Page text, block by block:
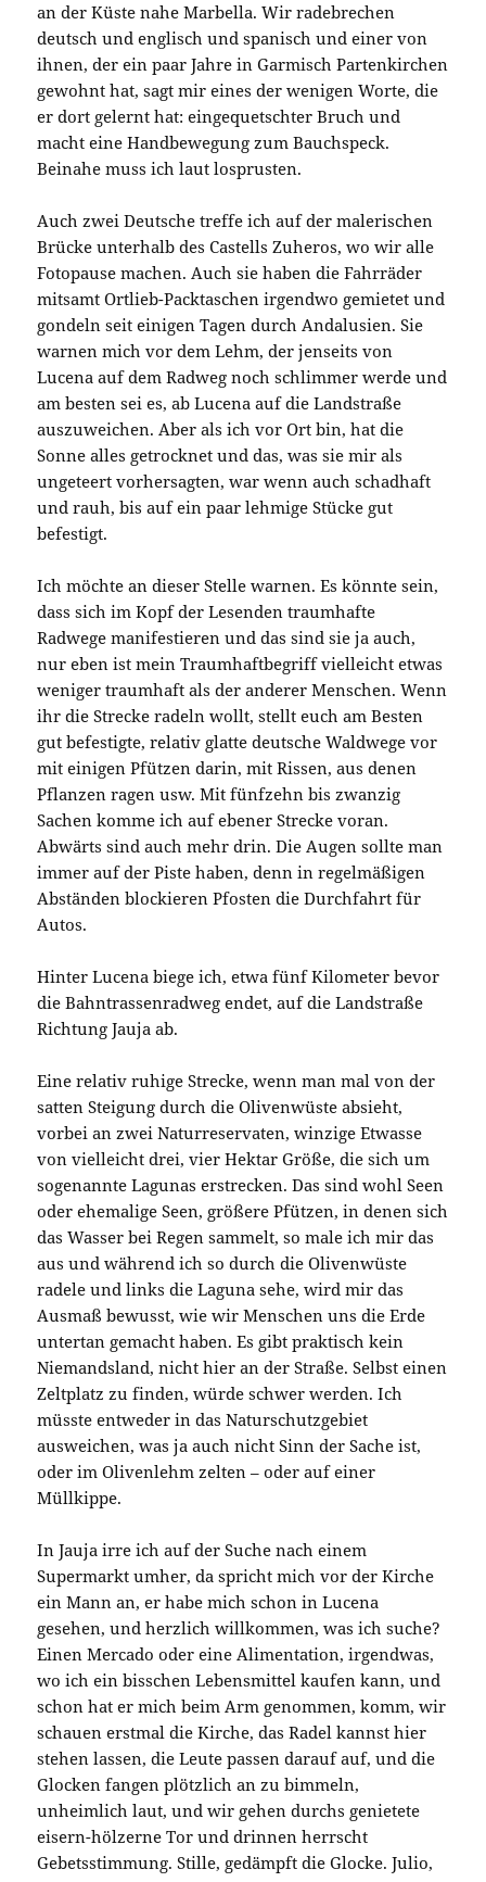
an der Küste nahe Marbella. Wir radebrechen
deutsch und englisch und spanisch und einer von
ihnen, der ein paar Jahre in Garmisch Partenkirchen
gewohnt hat, sagt mir eines der wenigen Worte, die
er dort gelernt hat: eingequetschter Bruch und
macht eine Handbewegung zum Bauchspeck.
Beinahe muss ich laut losprusten.
Auch zwei Deutsche treffe ich auf der malerischen
Brücke unterhalb des Castells Zuheros, wo wir alle
Fotopause machen. Auch sie haben die Fahrräder
mitsamt Ortlieb-Packtaschen irgendwo gemietet und
gondeln seit einigen Tagen durch Andalusien. Sie
warnen mich vor dem Lehm, der jenseits von
Lucena auf dem Radweg noch schlimmer werde und
am besten sei es, ab Lucena auf die Landstraße
auszuweichen. Aber als ich vor Ort bin, hat die
Sonne alles getrocknet und das, was sie mir als
ungeteert vorhersagten, war wenn auch schadhaft
und rauh, bis auf ein paar lehmige Stücke gut
befestigt.
Ich möchte an dieser Stelle warnen. Es könnte sein,
dass sich im Kopf der Lesenden traumhafte
Radwege manifestieren und das sind sie ja auch,
nur eben ist mein Traumhaftbegriff vielleicht etwas
weniger traumhaft als der anderer Menschen. Wenn
ihr die Strecke radeln wollt, stellt euch am Besten
gut befestigte, relativ glatte deutsche Waldwege vor
mit einigen Pfützen darin, mit Rissen, aus denen
Pflanzen ragen usw. Mit fünfzehn bis zwanzig
Sachen komme ich auf ebener Strecke voran.
Abwärts sind auch mehr drin. Die Augen sollte man
immer auf der Piste haben, denn in regelmäßigen
Abständen blockieren Pfosten die Durchfahrt für
Autos.
Hinter Lucena biege ich, etwa fünf Kilometer bevor
die Bahntrassenradweg endet, auf die Landstraße
Richtung Jauja ab.
Eine relativ ruhige Strecke, wenn man mal von der
satten Steigung durch die Olivenwüste absieht,
vorbei an zwei Naturreservaten, winzige Etwasse
von vielleicht drei, vier Hektar Größe, die sich um
sogenannte Lagunas erstrecken. Das sind wohl Seen
oder ehemalige Seen, größere Pfützen, in denen sich
das Wasser bei Regen sammelt, so male ich mir das
aus und während ich so durch die Olivenwüste
radele und links die Laguna sehe, wird mir das
Ausmaß bewusst, wie wir Menschen uns die Erde
untertan gemacht haben. Es gibt praktisch kein
Niemandsland, nicht hier an der Straße. Selbst einen
Zeltplatz zu finden, würde schwer werden. Ich
müsste entweder in das Naturschutzgebiet
ausweichen, was ja auch nicht Sinn der Sache ist,
oder im Olivenlehm zelten – oder auf einer
Müllkippe.
In Jauja irre ich auf der Suche nach einem
Supermarkt umher, da spricht mich vor der Kirche
ein Mann an, er habe mich schon in Lucena
gesehen, und herzlich willkommen, was ich suche?
Einen Mercado oder eine Alimentation, irgendwas,
wo ich ein bisschen Lebensmittel kaufen kann, und
schon hat er mich beim Arm genommen, komm, wir
schauen erstmal die Kirche, das Radel kannst hier
stehen lassen, die Leute passen darauf auf, und die
Glocken fangen plötzlich an zu bimmeln,
unheimlich laut, und wir gehen durchs genietete
eisern-hölzerne Tor und drinnen herrscht
Gebetsstimmung. Stille, gedämpft die Glocke. Julio,